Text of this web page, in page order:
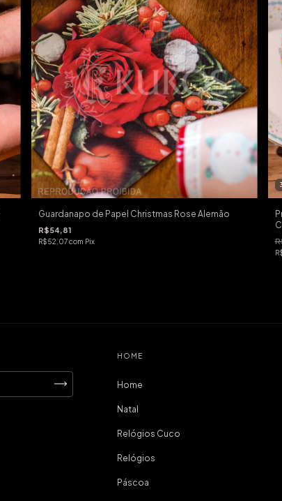
Guardanapo de Papel Christmas Rose Alemão
R$54,81
R$52,07com Pix
HOME
Home
Natal
Relógios Cuco
Relógios
Páscoa